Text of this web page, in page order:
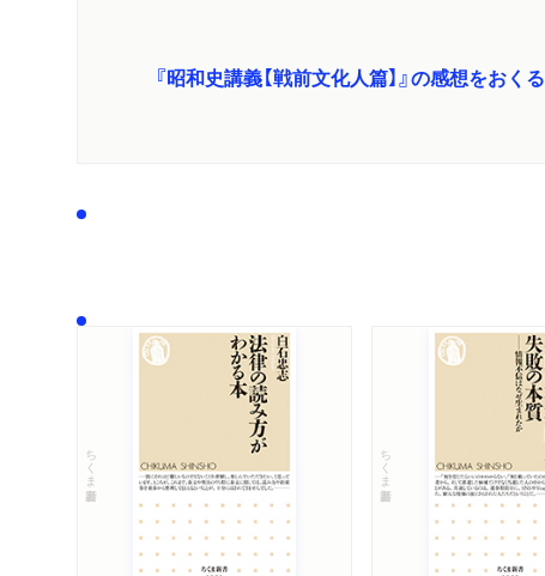
『昭和史講義【戦前文化人篇】』の感想をおくる
ちくま新書 ちくま新書